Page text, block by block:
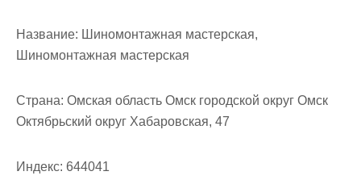
Название: Шиномонтажная мастерская,
Шиномонтажная мастерская
Страна: Омская область Омск городской округ Омск
Октябрьский округ Хабаровская, 47
Индекс: 644041